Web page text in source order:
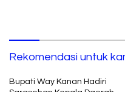
Rekomendasi untuk
Bupati Way Kanan Hadiri